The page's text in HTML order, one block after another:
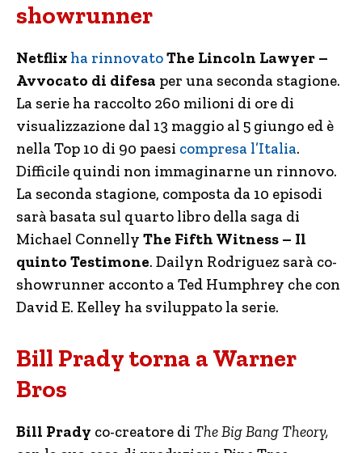
showrunner
Netflix ha rinnovatoThe Lincoln Lawyer –
Avvocato di difesa per una seconda stagione.
La serie ha raccolto 260 milioni di ore di
visualizzazione dal 13 maggio al 5 giungo ed è
nella Top 10 di 90 paesi compresa l’Italia.
Difficile quindi non immaginarne un rinnovo.
La seconda stagione, composta da 10 episodi
sarà basata sul quarto libro della saga di
Michael Connelly The Fifth Witness – Il
quinto Testimone. Dailyn Rodriguez sarà co-
showrunner acconto a Ted Humphrey che con
David E. Kelley ha sviluppato la serie.
Bill Prady torna a Warner
Bros
Bill Prady co-creatore di The Big Bang Theory,